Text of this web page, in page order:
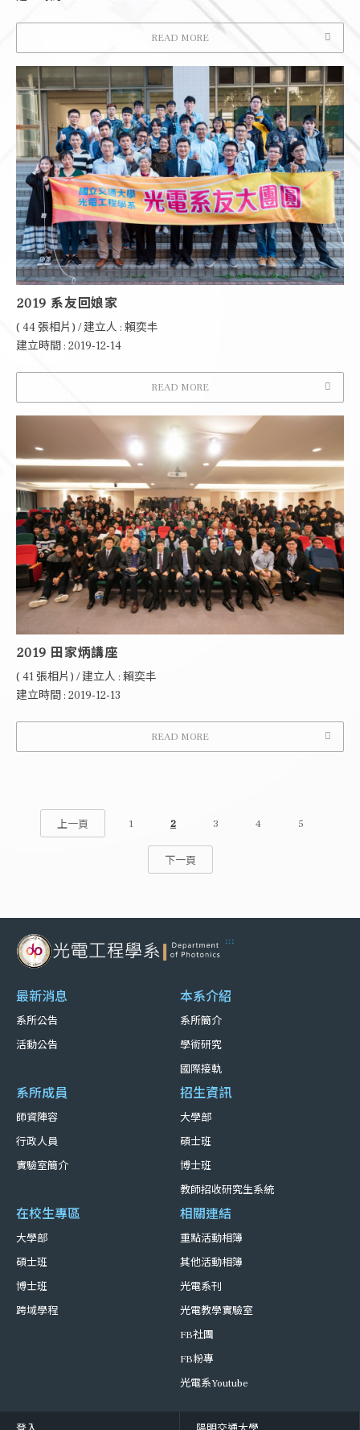
READ MORE
2019 系友回娘家
( 44 張相片) / 建立人 : 賴奕丰
建立時間 : 2019-12-14
READ MORE
2019 田家炳講座
( 41 張相片) / 建立人 : 賴奕丰
建立時間 : 2019-12-13
READ MORE
上一頁 1 2 3 4 5
下一頁
:::
最新消息
系所公告
活動公告
本系介紹
系所簡介
學術研究
國際接軌
系所成員
師資陣容
行政人員
實驗室簡介
招生資訊
大學部
碩士班
博士班
教師招收研究生系統
在校生專區
大學部
碩士班
博士班
跨域學程
相關連結
重點活動相簿
其他活動相簿
光電系刊
光電教學實驗室
FB社團
FB粉專
光電系Youtube